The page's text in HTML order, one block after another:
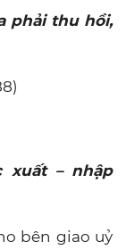
phải thu hồi,
xuất – nhập
bên giao uỷ